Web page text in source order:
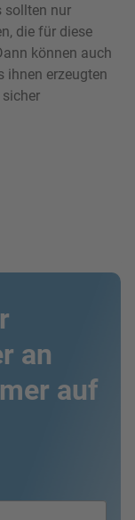
sollten nur
die für diese
können auch
ihnen erzeugten
an
auf